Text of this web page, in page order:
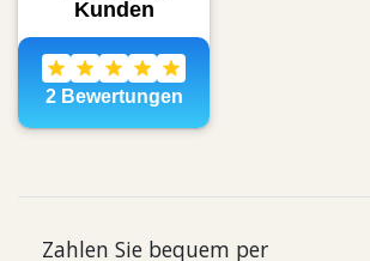
Zahlen Sie bequem per